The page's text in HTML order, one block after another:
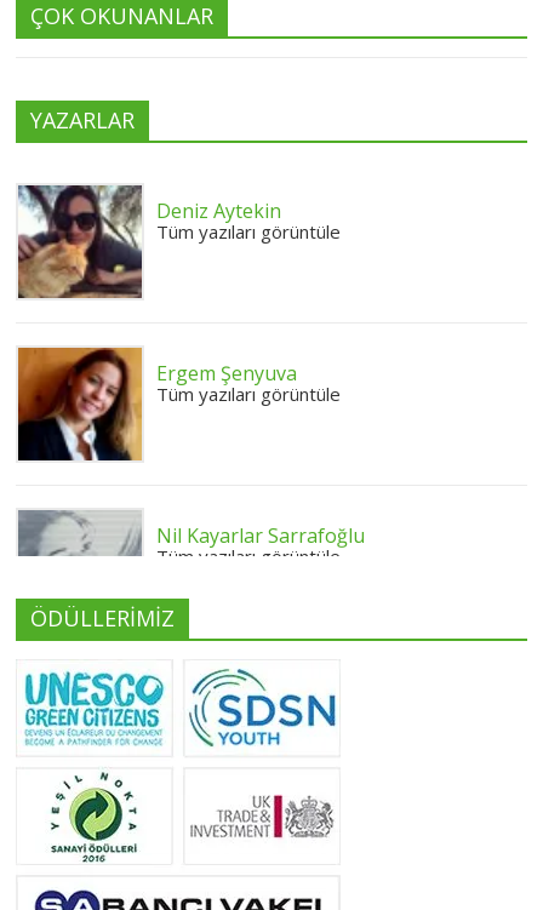
ÇOK OKUNANLAR
YAZARLAR
Deniz Aytekin
Tüm yazıları görüntüle
Ergem Şenyuva
Tüm yazıları görüntüle
Nil Kayarlar Sarrafoğlu
Tüm yazıları görüntüle
Yeliz Yılmaz
Tüm yazıları görüntüle
ÖDÜLLERİMİZ